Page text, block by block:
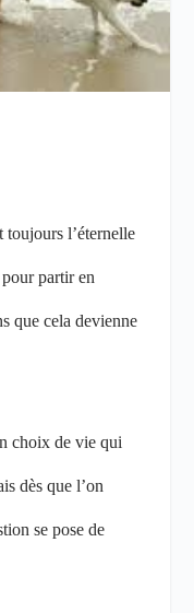
toujours l’éternelle
partir en
que cela devienne
choix de vie qui
dès que l’on
se pose de